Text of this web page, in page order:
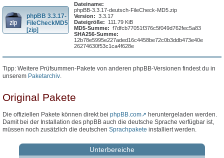
phpBB 3.3.17-
FileCheckMD5
[zip]
Dateiname:
phpBB-3.3.17-deutsch-FileCheck-MD5.zip
Version: 3.3.17
Dateigröße:
111.79 KiB
MD5-Summe: f7dfcb77051f376c5f049d762fec5a83
SHA256-Summe:
12b78e5995e227aded16c4458be72c0b3ddb473e40e
26274630f53c1ca4f628e
Tipp: Weitere Prüfsummen-Pakete von anderen phpBB-Versionen findest du in
unserem Paketarchiv.
Original Pakete
Die offiziellen Pakete können direkt bei phpBB.com
heruntergeladen werden.
Damit bei der Installation des phpBB auch die deutsche Sprache verfügbar ist,
müssen noch zusätzlich die deutschen Sprachpakete installiert werden.
Unterbereiche